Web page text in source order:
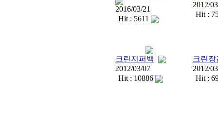
2016/03/21
Hit : 5611
2012/
Hit :
크린지퍼백
2012/03/07
Hit : 10886
크린장
2012/
Hit :